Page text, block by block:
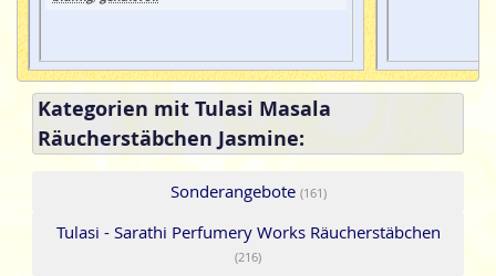
Kategorien mit Tulasi Masala
Räucherstäbchen Jasmine:
Sonderangebote (161)
Tulasi - Sarathi Perfumery Works Räucherstäbchen
(216)